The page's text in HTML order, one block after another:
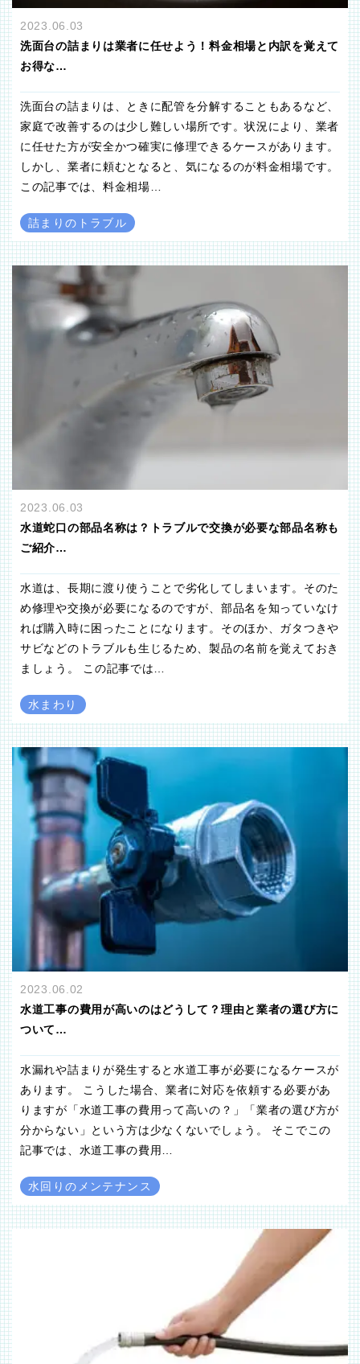
2023.06.03
洗面台の詰まりは業者に任せよう！料金相場と内訳を覚えて
お得な…
洗面台の詰まりは、ときに配管を分解することもあるなど、
家庭で改善するのは少し難しい場所です。状況により、業者
に任せた方が安全かつ確実に修理できるケースがあります。
しかし、業者に頼むとなると、気になるのが料金相場です。
この記事では、料金相場…
詰まりのトラブル
2023.06.03
水道蛇口の部品名称は？トラブルで交換が必要な部品名称も
ご紹介…
水道は、長期に渡り使うことで劣化してしまいます。そのた
め修理や交換が必要になるのですが、部品名を知っていなけ
れば購入時に困ったことになります。そのほか、ガタつきや
サビなどのトラブルも生じるため、製品の名前を覚えておき
ましょう。 この記事では…
水まわり
2023.06.02
水道工事の費用が高いのはどうして？理由と業者の選び方に
ついて…
水漏れや詰まりが発生すると水道工事が必要になるケースが
あります。 こうした場合、業者に対応を依頼する必要があ
りますが「水道工事の費用って高いの？」「業者の選び方が
分からない」という方は少なくないでしょう。 そこでこの
記事では、水道工事の費用…
水回りのメンテナンス